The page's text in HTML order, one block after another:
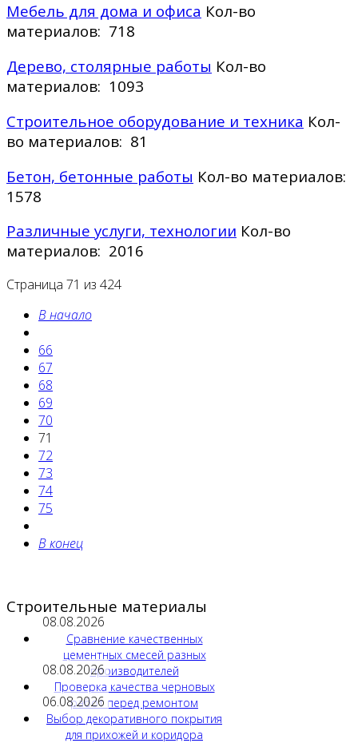
Мебель для дома и офиса Кол-во
материалов: 718
Дерево, столярные работы Кол-во
материалов: 1093
Строительное оборудование и техника Кол-
во материалов: 81
Бетон, бетонные работы Кол-во материалов:
1578
Различные услуги, технологии Кол-во
материалов: 2016
Страница 71 из 424
В начало
66
67
68
69
70
71
72
73
74
75
В конец
Строительные материалы
08.08.2026
Сравнение качественных
цементных смесей разных
производителей
08.08.2026
Проверка качества черновых
работ перед ремонтом
06.08.2026
Выбор декоративного покрытия
для прихожей и коридора